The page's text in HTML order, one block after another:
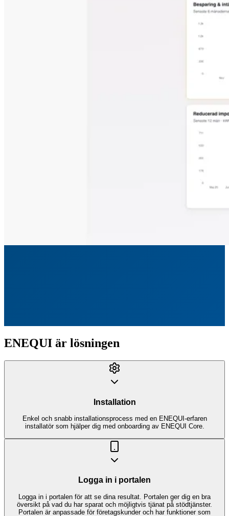
ENEQUI är lösningen
Installation
Enkel och snabb installationsprocess med en ENEQUI-erfaren
installatör som hjälper dig med onboarding av ENEQUI Core.
Logga in i portalen
Logga in i portalen för att se dina resultat. Portalen ger dig en bra
översikt på vad du har sparat och möjligtvis tjänat på stödtjänster.
Portalen är anpassade för företagskunder och har funktioner som